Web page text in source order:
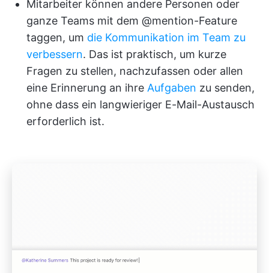
Mitarbeiter können andere Personen oder
ganze Teams mit dem @mention-Feature
taggen, um die Kommunikation im Team zu
verbessern. Das ist praktisch, um kurze
Fragen zu stellen, nachzufassen oder allen
eine Erinnerung an ihre Aufgaben zu senden,
ohne dass ein langwieriger E-Mail-Austausch
erforderlich ist.